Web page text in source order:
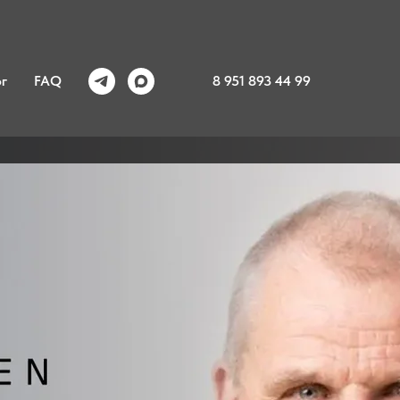
FAQ 8 951 893 44 99